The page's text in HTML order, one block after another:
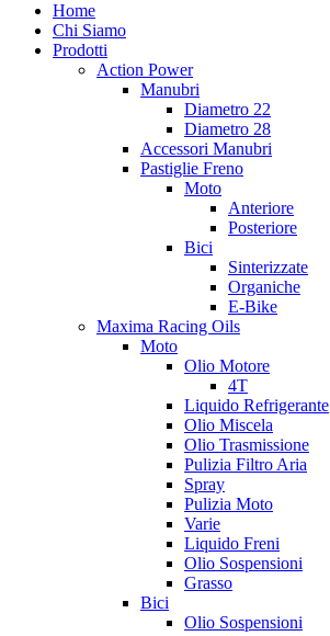
Home
Chi Siamo
Prodotti
Action Power
Manubri
Diametro 22
Diametro 28
Accessori Manubri
Pastiglie Freno
Moto
Anteriore
Posteriore
Bici
Sinterizzate
Organiche
E-Bike
Maxima Racing Oils
Moto
Olio Motore
4T
Liquido Refrigerante
Olio Miscela
Olio Trasmissione
Pulizia Filtro Aria
Spray
Pulizia Moto
Varie
Liquido Freni
Olio Sospensioni
Grasso
Bici
Olio Sospensioni